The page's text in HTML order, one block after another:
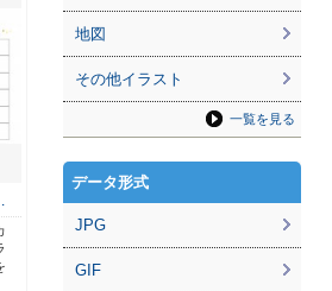
地図
その他イラスト
一覧を見る
データ形式
JPG
GIF